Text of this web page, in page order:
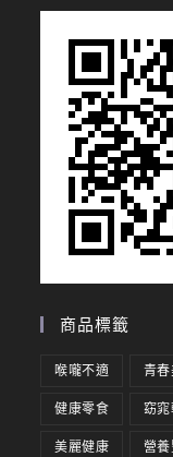
商品標籤
喉嚨不適 青
健康零食 窈
美麗健康 營